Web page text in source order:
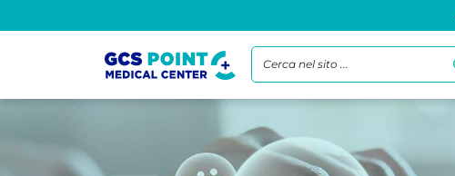
Cerca nel sito ...